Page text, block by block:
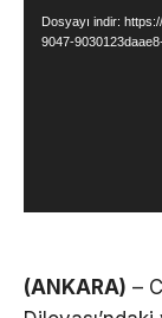
Dosyayı indir:
9047-
(ANKARA) –